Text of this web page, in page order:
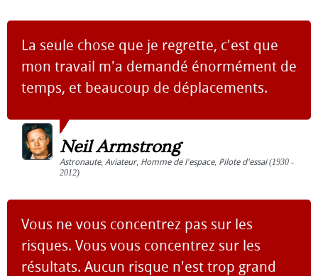
La seule chose que je regrette, c'est que
mon travail m'a demandé énormément de
temps, et beaucoup de déplacements.
Neil Armstrong
Astronaute, Aviateur, Homme de l'espace, Pilote d'essai(1930 -
2012)
Vous ne vous concentrez pas sur les
risques. Vous vous concentrez sur les
résultats. Aucun risque n'est trop grand